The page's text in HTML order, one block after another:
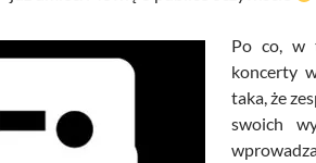
Po co, w
koncerty
taka, że
swoich